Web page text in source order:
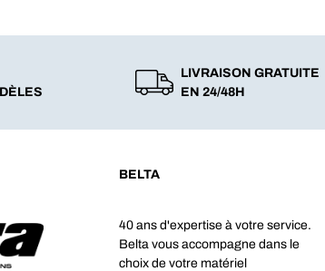
LIVRAISON GRATUITE
EN 24/48H
BELTA
40 ans d'expertise à votre service.
Belta vous accompagne dans le
choix de votre matériel